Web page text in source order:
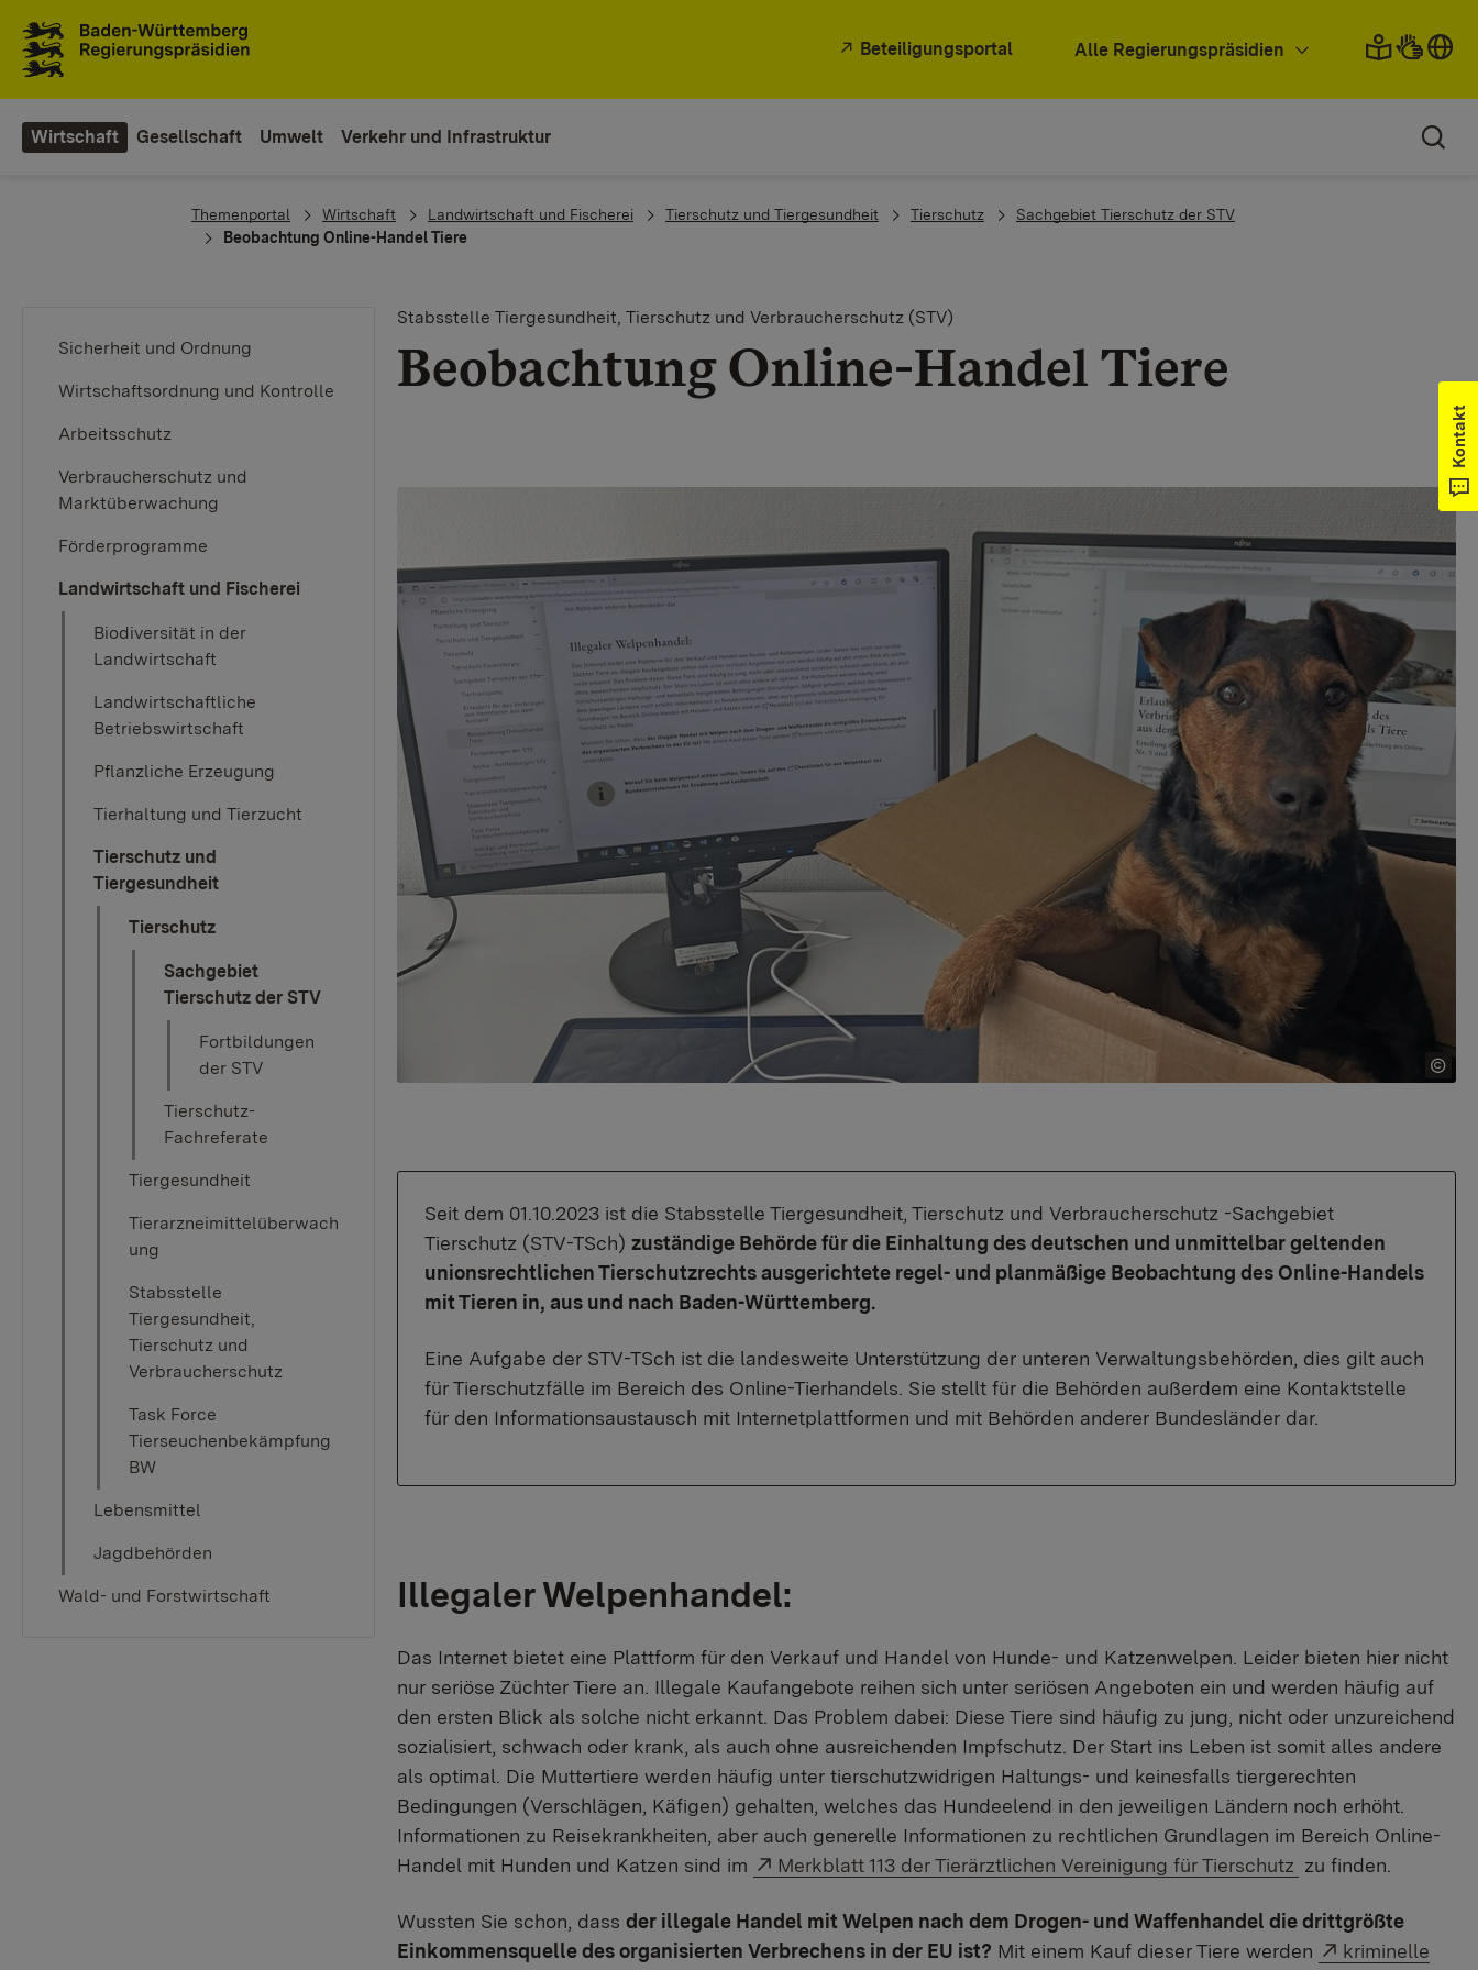
Beteiligungsportal Alle Regierungspräsidien
Wirtschaft Gesellschaft Umwelt Verkehr und Infrastruktur
You are here:
Themenportal Wirtschaft Landwirtschaft und Fischerei Tierschutz und Tiergesundheit Tierschutz
Sachgebiet Tierschutz der STV
Beobachtung Online-Handel Tiere
Sicherheit und Ordnung
Wirtschaftsordnung und Kontrolle
Arbeitsschutz
Verbraucherschutz und
Marktüberwachung
Förderprogramme
Landwirtschaft und Fischerei
Biodiversität in der
Landwirtschaft
Landwirtschaftliche
Betriebswirtschaft
Pflanzliche Erzeugung
Tierhaltung und Tierzucht
Tierschutz und
Tiergesundheit
Tierschutz
Sachgebiet
Tierschutz der STV
Fortbildungen
der STV
Tierschutz-
Fachreferate
Tiergesundheit
Tierarzneimittelüberwach
ung
Stabsstelle
Tiergesundheit,
Tierschutz und
Verbraucherschutz
Task Force
Tierseuchenbekämpfung
BW
Lebensmittel
Jagdbehörden
Wald- und Forstwirtschaft
Stabsstelle Tiergesundheit, Tierschutz und Verbraucherschutz (STV)
Beobachtung Online-Handel Tiere
Seit dem 01.10.2023 ist die Stabsstelle Tiergesundheit, Tierschutz und Verbraucherschutz -Sachgebiet
Tierschutz (STV-TSch) zuständige Behörde für die Einhaltung des deutschen und unmittelbar geltenden
unionsrechtlichen Tierschutzrechts ausgerichtete regel- und planmäßige Beobachtung des Online-Handels
mit Tieren in, aus und nach Baden-Württemberg.
Eine Aufgabe der STV-TSch ist die landesweite Unterstützung der unteren Verwaltungsbehörden, dies gilt auch
für Tierschutzfälle im Bereich des Online-Tierhandels. Sie stellt für die Behörden außerdem eine Kontaktstelle
für den Informationsaustausch mit Internetplattformen und mit Behörden anderer Bundesländer dar.
Illegaler Welpenhandel:
Das Internet bietet eine Plattform für den Verkauf und Handel von Hunde- und Katzenwelpen. Leider bieten hier nicht
nur seriöse Züchter Tiere an. Illegale Kaufangebote reihen sich unter seriösen Angeboten ein und werden häufig auf
den ersten Blick als solche nicht erkannt. Das Problem dabei: Diese Tiere sind häufig zu jung, nicht oder unzureichend
sozialisiert, schwach oder krank, als auch ohne ausreichenden Impfschutz. Der Start ins Leben ist somit alles andere
als optimal. Die Muttertiere werden häufig unter tierschutzwidrigen Haltungs- und keinesfalls tiergerechten
Bedingungen (Verschlägen, Käfigen) gehalten, welches das Hundeelend in den jeweiligen Ländern noch erhöht.
Informationen zu Reisekrankheiten, aber auch generelle Informationen zu rechtlichen Grundlagen im Bereich Online-
Handel mit Hunden und Katzen sind im
Externer Link:
Merkblatt 113 der Tierärztlichen Vereinigung für Tierschutz zu finden.
Wussten Sie schon, dass der illegale Handel mit Welpen nach dem Drogen- und Waffenhandel die drittgrößte
Einkommensquelle des organisierten Verbrechens in der EU ist? Mit einem Kauf dieser Tiere werden Externer Link:
kriminelle
Kontakt